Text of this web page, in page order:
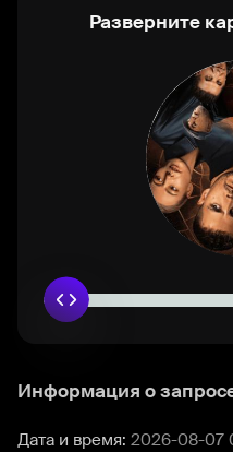
Разверните
Информация о
Дата и время: 2026-08-07